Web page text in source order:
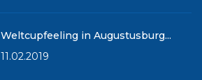
Weltcupfeeling in Augustusburg...
11.02.2019